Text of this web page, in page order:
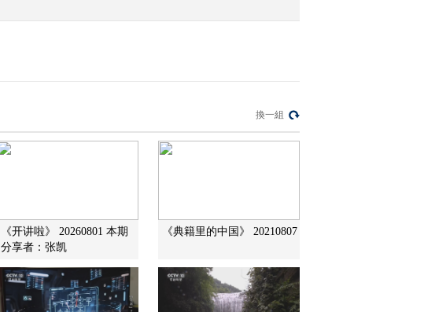
換一組
《开讲啦》 20260801 本期
分享者：张凯
《典籍里的中国》 20210807